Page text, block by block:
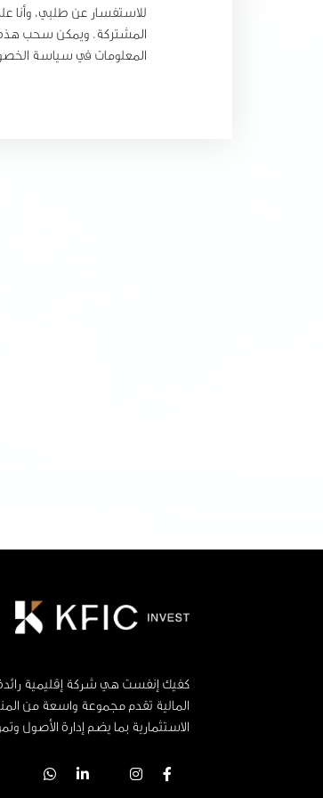
للاستفسار عن طلبي، وأنا
المشتركة. ويمكن سحب هذه
المعلومات في سياسة
كفيك إنفست هي شركة إقليمية
المالية تقدم مجموعة واسعة من
الاستثمارية بما يضم إدارة الأصول